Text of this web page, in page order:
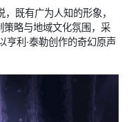
既有广为人知的形象，
略与地域文化氛围，采
亨利·泰勒创作的奇幻原声